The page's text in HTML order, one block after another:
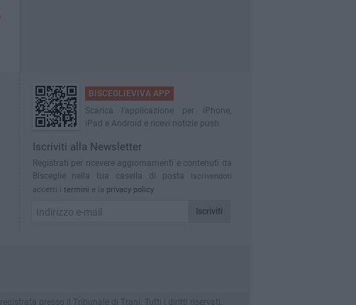
BISCEGLIEVIVA APP
Scarica l'applicazione per iPhone,
iPad e Android e ricevi notizie push
Iscriviti alla Newsletter
Registrati per ricevere aggiornamenti e contenuti da
Bisceglie nella tua casella di posta
Iscrivendoti
accetti i termini e la privacy policy
Iscriviti
presso il Tribunale di Trani. Tutti i diritti riservati.